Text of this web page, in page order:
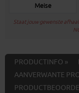
Meise
Staat jouw gewenste
PRODUCTINFO »
AANVERWANTE